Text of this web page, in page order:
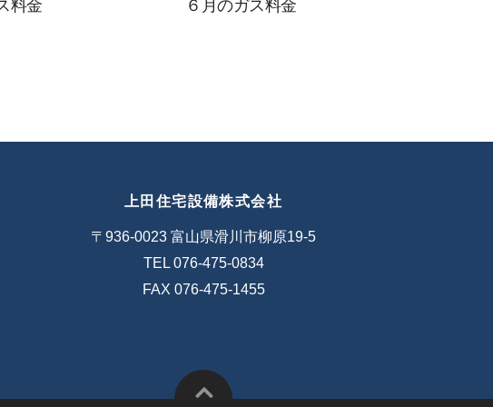
料金 ６月のガス料金
上田住宅設備株式会社
〒936-0023 富山県滑川市柳原19-5
TEL 076-475-0834
FAX 076-475-1455